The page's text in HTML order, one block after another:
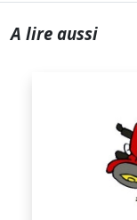
A lire aussi